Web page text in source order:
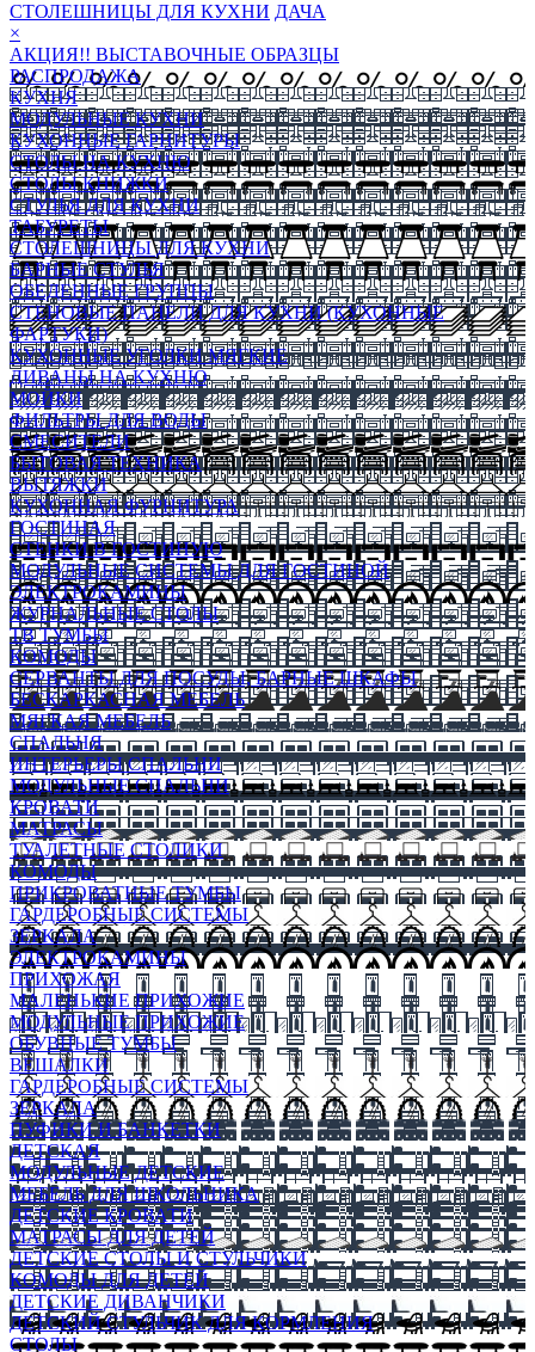
СТОЛЕШНИЦЫ ДЛЯ КУХНИ ДАЧА
×
АКЦИЯ!! ВЫСТАВОЧНЫЕ ОБРАЗЦЫ
РАСПРОДАЖА
КУХНЯ
МОДУЛЬНЫЕ КУХНИ
КУХОННЫЕ ГАРНИТУРЫ
СТОЛЫ НА КУХНЮ
СТОЛЫ КНИЖКИ
СТУЛЬЯ ДЛЯ КУХНИ
ТАБУРЕТЫ
СТОЛЕШНИЦЫ ДЛЯ КУХНИ
БАРНЫЕ СТУЛЬЯ
ОБЕДЕННЫЕ ГРУППЫ
СТЕНОВЫЕ ПАНЕЛИ ДЛЯ КУХНИ (КУХОННЫЕ
ФАРТУКИ)
КУХОННЫЕ УГОЛКИ МЯГКИЕ
ДИВАНЫ НА КУХНЮ
МОЙКИ
ФИЛЬТРЫ ДЛЯ ВОДЫ
СМЕСИТЕЛИ
БЫТОВАЯ ТЕХНИКА
ВЫТЯЖКИ
КУХОННАЯ ФУРНИТУРА
ГОСТИНАЯ
СТЕНКИ В ГОСТИНУЮ
МОДУЛЬНЫЕ СИСТЕМЫ ДЛЯ ГОСТИНОЙ
ЭЛЕКТРОКАМИНЫ
ЖУРНАЛЬНЫЕ СТОЛЫ
ТВ ТУМБЫ
КОМОДЫ
СЕРВАНТЫ ДЛЯ ПОСУДЫ, БАРНЫЕ ШКАФЫ
БЕСКАРКАСНАЯ МЕБЕЛЬ
МЯГКАЯ МЕБЕЛЬ
СПАЛЬНЯ
ИНТЕРЬЕРЫ СПАЛЬНИ
МОДУЛЬНЫЕ СПАЛЬНИ
КРОВАТИ
МАТРАСЫ
ТУАЛЕТНЫЕ СТОЛИКИ
КОМОДЫ
ПРИКРОВАТНЫЕ ТУМБЫ
ГАРДЕРОБНЫЕ СИСТЕМЫ
ЗЕРКАЛА
ЭЛЕКТРОКАМИНЫ
ПРИХОЖАЯ
МАЛЕНЬКИЕ ПРИХОЖИЕ
МОДУЛЬНЫЕ ПРИХОЖИЕ
ОБУВНЫЕ ТУМБЫ
ВЕШАЛКИ
ГАРДЕРОБНЫЕ СИСТЕМЫ
ЗЕРКАЛА
ПУФИКИ И БАНКЕТКИ
ДЕТСКАЯ
МОДУЛЬНЫЕ ДЕТСКИЕ
МЕБЕЛЬ ДЛЯ ШКОЛЬНИКА
ДЕТСКИЕ КРОВАТИ
МАТРАСЫ ДЛЯ ДЕТЕЙ
ДЕТСКИЕ СТОЛЫ И СТУЛЬЧИКИ
КОМОДЫ ДЛЯ ДЕТЕЙ
ДЕТСКИЕ ДИВАНЧИКИ
ДЕТСКИЙ СТУЛЬЧИК ДЛЯ КОРМЛЕНИЯ
СТОЛЫ